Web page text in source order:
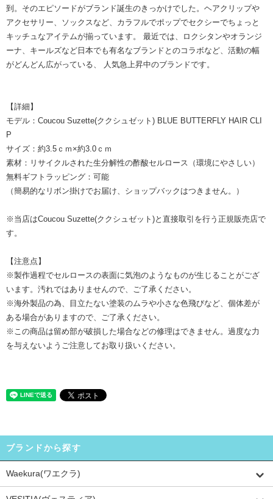
到。そのエピソードがブランド誕生のきっかけでした。ヘアクリップや
アクセサリー、ソックスなど、カラフルでポップでセクシーでちょっと
キッチュなアイテムが揃っています。 最近では、ロクシタンやオランジ
ーナ、キールズなど日本でも有名なブランドとのコラボなど、活動の幅
がどんどん広がっている、 人気急上昇中のブランドです。
【詳細】
モデル：Coucou Suzette(ククシュゼット) BLUE BUTTERFLY HAIR CLI
P
サイズ：約3.5ｃｍ×約3.0ｃｍ
素材：リサイクルされた生分解性の酢酸セルロース（環境にやさしい）
無料ギフトラッピング：可能
（簡易的なリボン掛けでお届け、ショップバックはつきません。）
※当店はCoucou Suzette(ククシュゼット)と直接取引を行う正規販売店で
す。
【注意点】
※製作過程でセルロースの表面に気泡のようなものが生じることがござ
います。汚れではありませんので、ご了承ください。
※海外製品の為、目立たない塗装のムラや小さな色飛びなど、個体差が
ある場合がありますので、ご了承ください。
※この商品は留め部が破損した場合などの修理はできません。過度な力
を与えないようご注意してお取り扱いください。
ブランドから探す
Waekura(ワエクラ)